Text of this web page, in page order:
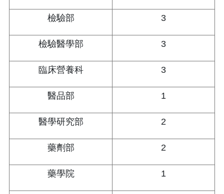
檢驗部 3
檢驗醫學部 3
臨床營養科 3
醫品部 1
醫學研究部 2
藥劑部 2
藥學院 1